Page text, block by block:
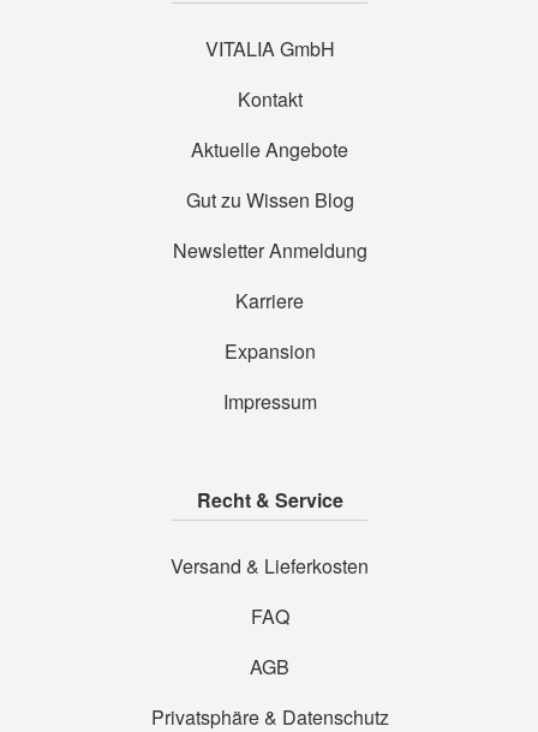
VITALIA GmbH
Kontakt
Aktuelle Angebote
Gut zu Wissen Blog
Newsletter Anmeldung
Karriere
Expansion
Impressum
Recht & Service
Versand & Lieferkosten
FAQ
AGB
Privatsphäre & Datenschutz